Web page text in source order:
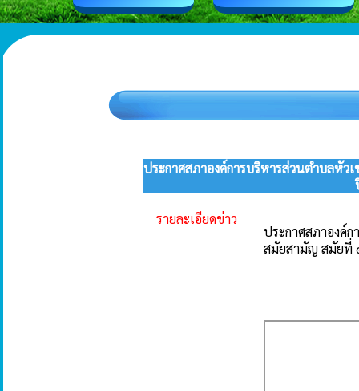
ประกาศสภาองค์การบริหารส่วนตำบลหัว
รายละเอียดข่าว
ประกาศสภาองค์
สมัยสามัญ สมัยที่